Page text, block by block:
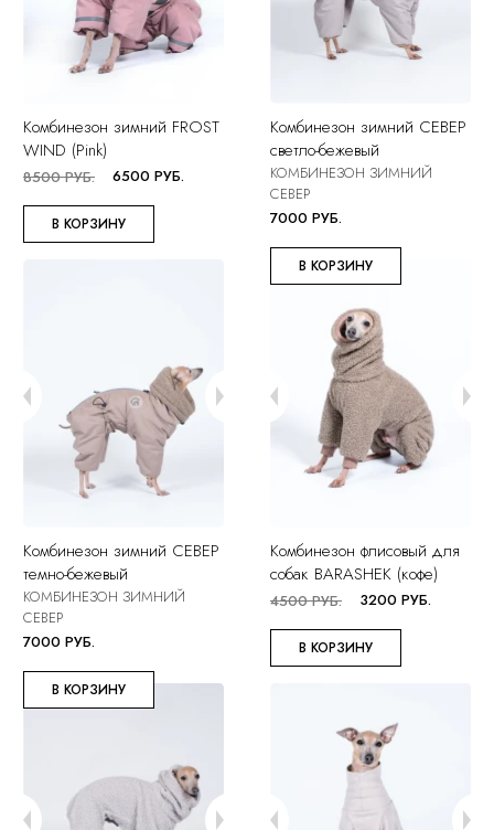
Комбинезон зимний FROST
WIND (Pink)
8500 РУБ. 6500 РУБ.
В КОРЗИНУ
Комбинезон зимний СЕВЕР
светло-бежевый
КОМБИНЕЗОН ЗИМНИЙ
СЕВЕР
7000 РУБ.
В КОРЗИНУ
Комбинезон зимний СЕВЕР
темно-бежевый
КОМБИНЕЗОН ЗИМНИЙ
СЕВЕР
7000 РУБ.
В КОРЗИНУ
Комбинезон флисовый для
собак BARASHEK (кофе)
4500 РУБ. 3200 РУБ.
В КОРЗИНУ